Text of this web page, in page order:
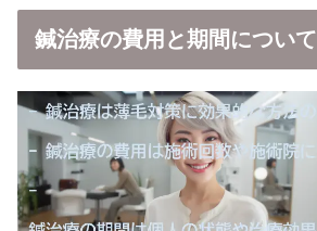
鍼治療の費用と期間について